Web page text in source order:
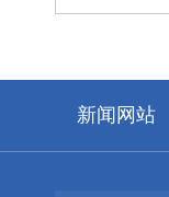
新闻网站